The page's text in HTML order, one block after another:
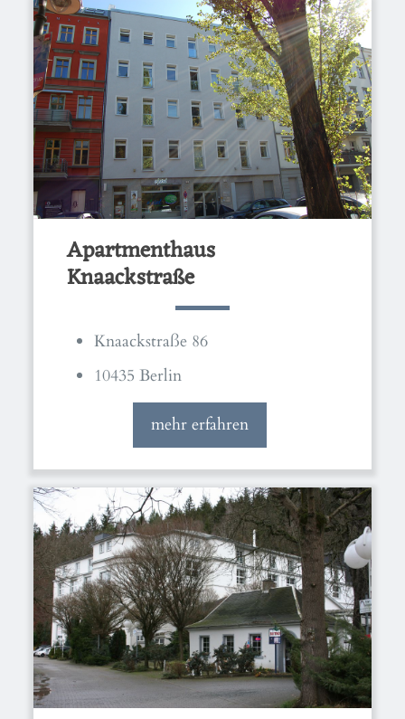
Apartmenthaus
Knaackstraße
Knaackstraße 86
10435 Berlin
mehr erfahren